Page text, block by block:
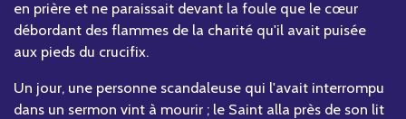
en prière et ne paraissait devant la foule que le cœur
débordant des flammes de la charité qu'il avait puisée
aux pieds du crucifix.
Un jour, une personne scandaleuse qui l'avait interrompu
dans un sermon vint à mourir ; le Saint alla près de son lit